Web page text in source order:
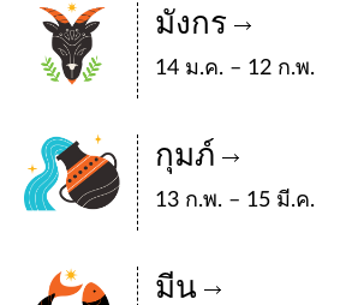
มังกร
14 ม.ค. – 12 ก.พ.
กุมภ์
13 ก.พ. – 15 มี.ค.
มีน